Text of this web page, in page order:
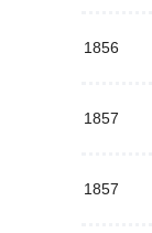
1856
1857
1857